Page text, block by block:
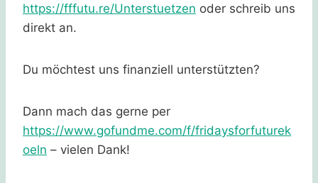
https://fffutu.re/Unterstuetzen oder schreib uns
direkt an.
Du möchtest uns finanziell unterstützten?
Dann mach das gerne per
https://www.gofundme.com/f/fridaysforfuturek
oeln – vielen Dank!